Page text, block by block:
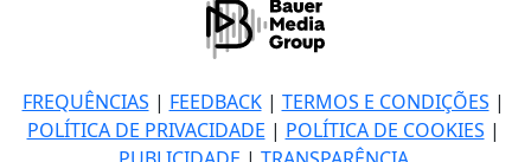
FREQUÊNCIAS | FEEDBACK| TERMOS E CONDIÇÕES |
POLÍTICA DE PRIVACIDADE | POLÍTICA DE COOKIES |